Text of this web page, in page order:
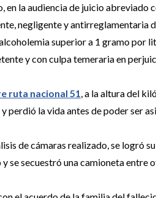
la audiencia de juicio abreviado
negligente y antirreglamentaria
superior a 1 gramo por
y con culpa temeraria en
ruta nacional 51 , a la altura del
perdió la vida antes de poder ser
de cámaras realizado, se logró
se secuestró una camioneta entre